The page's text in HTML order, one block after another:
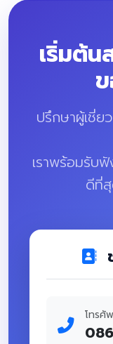
เริ่มต้น
ปรึกษาผู้เชี่ย
เราพร้อมรับ
ดีที่
โทรศั